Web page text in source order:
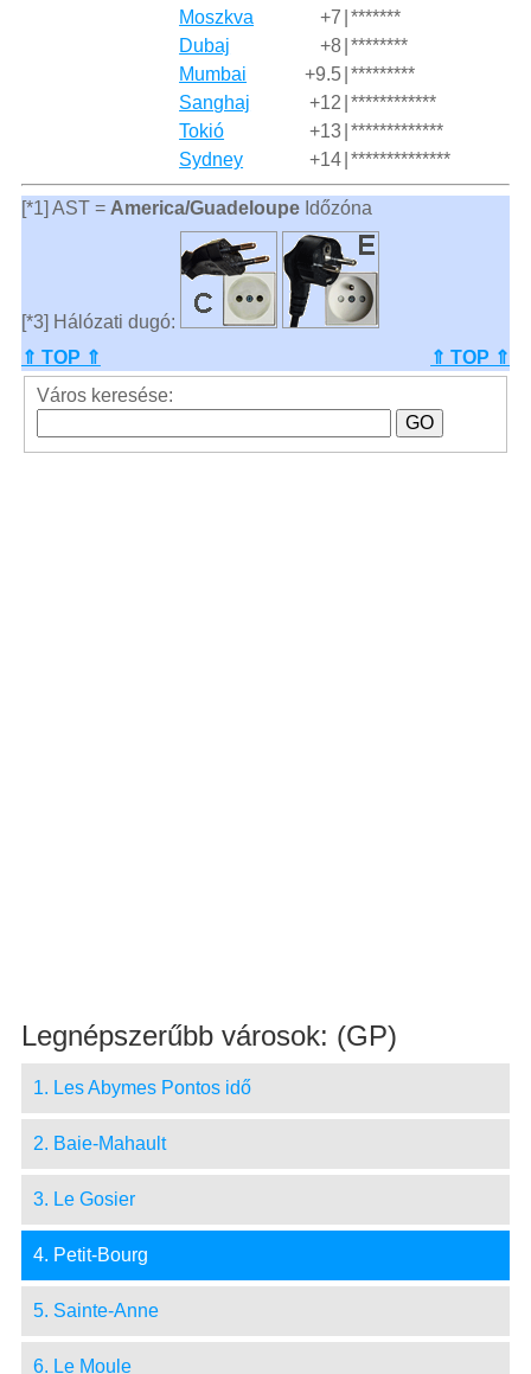
Moszkva
+7 *******
Dubaj
+8 ********
Mumbai
+9.5 *********
Sanghaj
+12 ************
Tokió
+13 *************
Sydney
+14 **************
[*1] AST = America/GuadeloupeIdőzóna
[*3] Hálózati dugó:
⇑ TOP ⇑
⇑ TOP ⇑
Város keresése:
Legnépszerűbb városok: (GP)
1. Les Abymes Pontos idő
2. Baie-Mahault
3. Le Gosier
4. Petit-Bourg
5. Sainte-Anne
6. Le Moule